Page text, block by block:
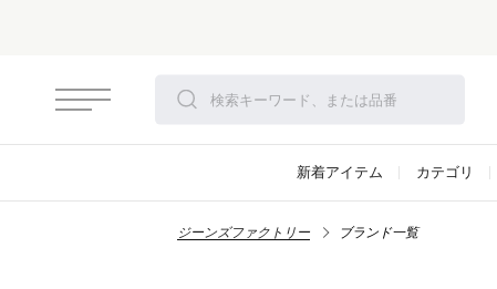
新着アイテム カテゴリ
ジーンズファクトリー ブランド一覧